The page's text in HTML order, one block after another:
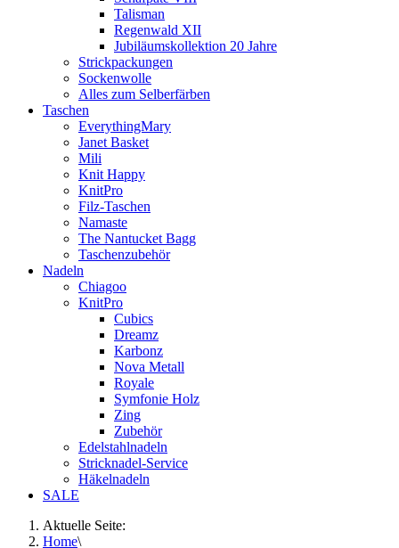
Talisman
Regenwald XII
Jubiläumskollektion 20 Jahre
Strickpackungen
Sockenwolle
Alles zum Selberfärben
Taschen
EverythingMary
Janet Basket
Mili
Knit Happy
KnitPro
Filz-Taschen
Namaste
The Nantucket Bagg
Taschenzubehör
Nadeln
Chiagoo
KnitPro
Cubics
Dreamz
Karbonz
Nova Metall
Royale
Symfonie Holz
Zing
Zubehör
Edelstahlnadeln
Stricknadel-Service
Häkelnadeln
SALE
Aktuelle Seite:
Home\